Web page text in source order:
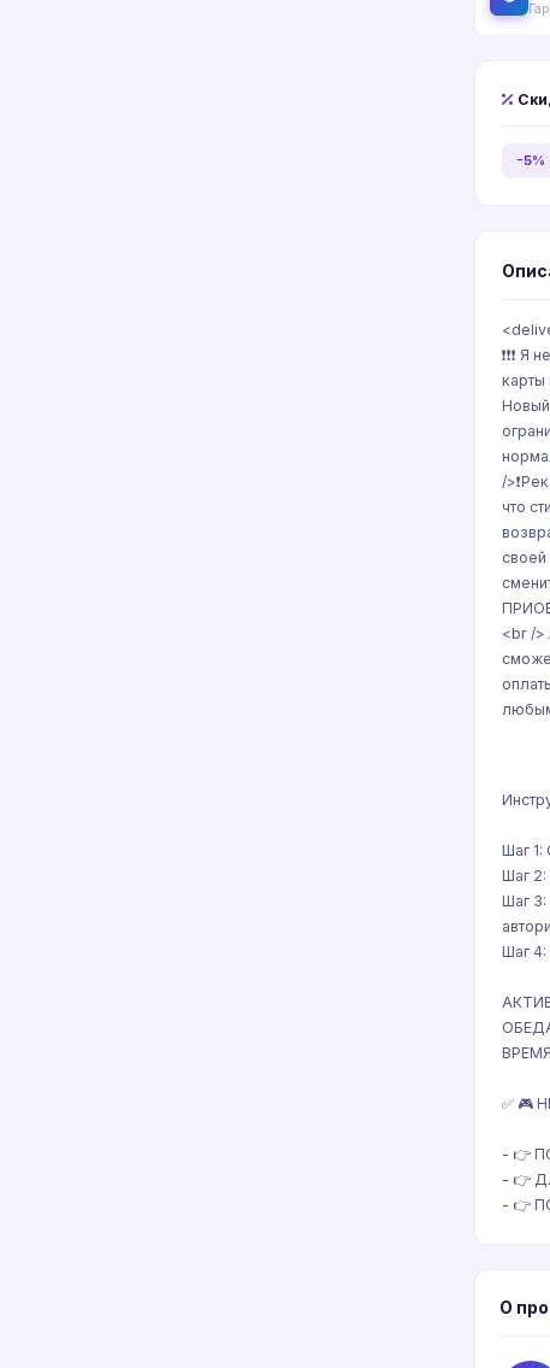
-5%
карты
Новый
/
что
своей
<br /
Шаг 1:
Шаг 2:
Шаг 3:
Шаг 4:
✅ 🎮
- 👉
- 👉
- 👉
О